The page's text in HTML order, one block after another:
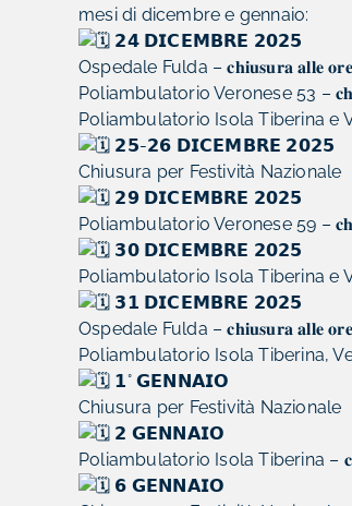
mesi di dicembre e gennaio:
𝟮𝟰 𝗗𝗜𝗖𝗘𝗠𝗕𝗥𝗘 𝟮𝟬𝟮𝟱
Ospedale Fulda – 𝐜𝐡𝐢𝐮𝐬𝐮𝐫𝐚 𝐚𝐥𝐥𝐞
Poliambulatorio Veronese 53 –
Poliambulatorio Isola Tiberina e
𝟮𝟱-𝟮𝟲 𝗗𝗜𝗖𝗘𝗠𝗕𝗥𝗘 𝟮𝟬𝟮𝟱
Chiusura per Festività Nazionale
𝟮𝟵 𝗗𝗜𝗖𝗘𝗠𝗕𝗥𝗘 𝟮𝟬𝟮𝟱
Poliambulatorio Veronese 59 –
𝟯𝟬 𝗗𝗜𝗖𝗘𝗠𝗕𝗥𝗘 𝟮𝟬𝟮𝟱
Poliambulatorio Isola Tiberina e
𝟯𝟭 𝗗𝗜𝗖𝗘𝗠𝗕𝗥𝗘 𝟮𝟬𝟮𝟱
Ospedale Fulda – 𝐜𝐡𝐢𝐮𝐬𝐮𝐫𝐚 𝐚𝐥𝐥𝐞
Poliambulatorio Isola Tiberina,
𝟭° 𝗚𝗘𝗡𝗡𝗔𝗜𝗢
Chiusura per Festività Nazionale
𝟮 𝗚𝗘𝗡𝗡𝗔𝗜𝗢
Poliambulatorio Isola Tiberina –
𝟲 𝗚𝗘𝗡𝗡𝗔𝗜𝗢